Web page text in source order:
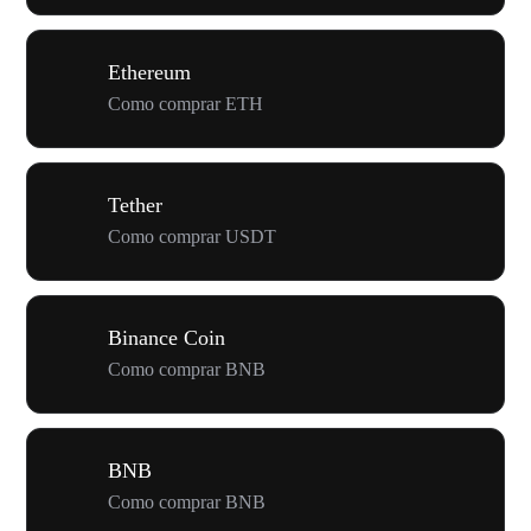
Ethereum
Como comprar ETH
Tether
Como comprar USDT
Binance Coin
Como comprar BNB
BNB
Como comprar BNB